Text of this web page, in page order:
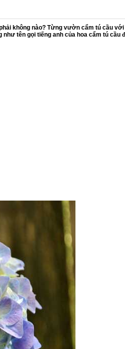
không nào? Từng vườn cẩm tú cầu
tên gọi tiếng anh của hoa cẩm tú cầu